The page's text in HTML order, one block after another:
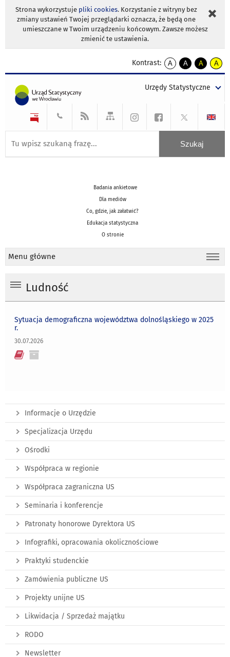
Strona wykorzystuje pliki cookies. Korzystanie z witryny bez
zmiany ustawień Twojej przeglądarki oznacza, że będą one
umieszczane w Twoim urządzeniu końcowym. Zawsze możesz
zmienić te ustawienia.
Kontrast:
A
kontrast
A
kontrast
tekst
czarnym
A
kontrast
tekst
czarnym
A
tekst
żółtym
Urzędy Statystyczne
Badania ankietowe
Dla mediów
Co, gdzie, jak załatwić?
Edukacja statystyczna
O stronie
Menu główne
Ludność
Sytuacja demograficzna województwa dolnośląskiego w 2025
r.
30.07.2026
Informacje o Urzędzie
Specjalizacja Urzędu
Ośrodki
Współpraca w regionie
Współpraca zagraniczna US
Seminaria i konferencje
Patronaty honorowe Dyrektora US
Infografiki, opracowania okolicznościowe
Praktyki studenckie
Zamówienia publiczne US
Projekty unijne US
Likwidacja / Sprzedaż majątku
RODO
Newsletter